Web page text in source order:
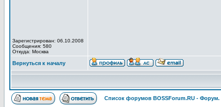
Зарегистрирован: 06.10.2008
Сообщения: 580
Откуда: Москва
Вернуться к началу
Список форумов BOSSForum.RU -